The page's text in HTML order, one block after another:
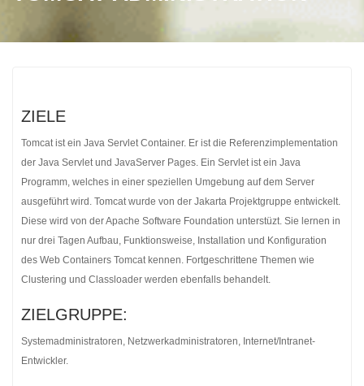
ZIELE
Tomcat ist ein Java Servlet Container. Er ist die Referenzimplementation
der Java Servlet und JavaServer Pages. Ein Servlet ist ein Java
Programm, welches in einer speziellen Umgebung auf dem Server
ausgeführt wird. Tomcat wurde von der Jakarta Projektgruppe entwickelt.
Diese wird von der Apache Software Foundation unterstüzt. Sie lernen in
nur drei Tagen Aufbau, Funktionsweise, Installation und Konfiguration
des Web Containers Tomcat kennen. Fortgeschrittene Themen wie
Clustering und Classloader werden ebenfalls behandelt.
ZIELGRUPPE:
Systemadministratoren, Netzwerkadministratoren, Internet/Intranet-
Entwickler.